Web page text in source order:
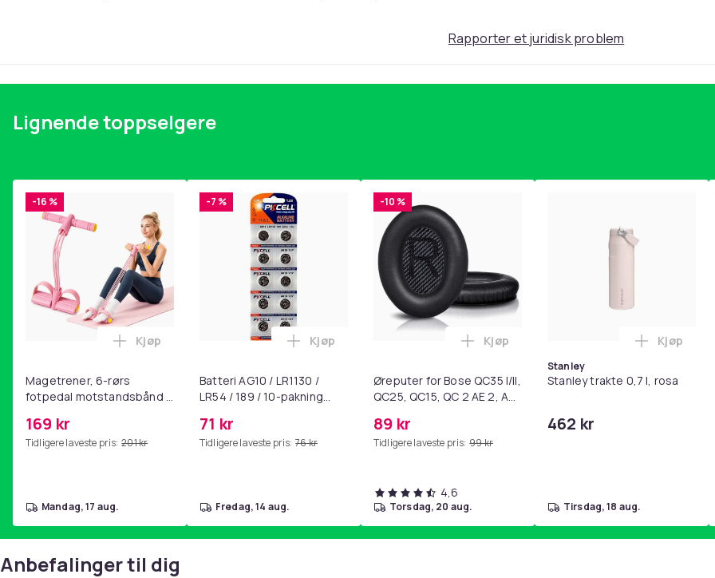
Rapporter et juridisk problem
Lignende toppselgere
-16 %
Magetrener, 6-rørs
fotpedal motstandsbånd -
yoga og
hjemmegymnastikk Pink
169 kr
Tidligere laveste pris: 201 kr
Legg Magetrener, 6-rørs fotpedal motstandsbånd - mage- og kjernetrening, yoga og
Kjøp
mandag, 17 aug.
-7 %
Batteri AG10 / LR1130 /
LR54 / 189 / 10-pakning
71 kr
Tidligere laveste pris: 76 kr
Legg Batteri AG10 / LR1130 / LR54 / 189 / 10-pakning PKcell i
Kjøp
fredag, 14 aug.
-10 %
Øreputer for Bose QC35 I/II,
QC25, QC15, QC 2 AE 2, AE
SoundLink Black
89 kr
Tidligere laveste pris: 99 kr
Legg Øreputer for Bose QC35 I/II, QC25,
Kjøp
4,6
torsdag, 20 aug.
Stanley
Stanley trakte 0,7 l, rosa
462 kr
Legg
Kjøp
tirsdag, 18 aug.
Anbefalinger til dig